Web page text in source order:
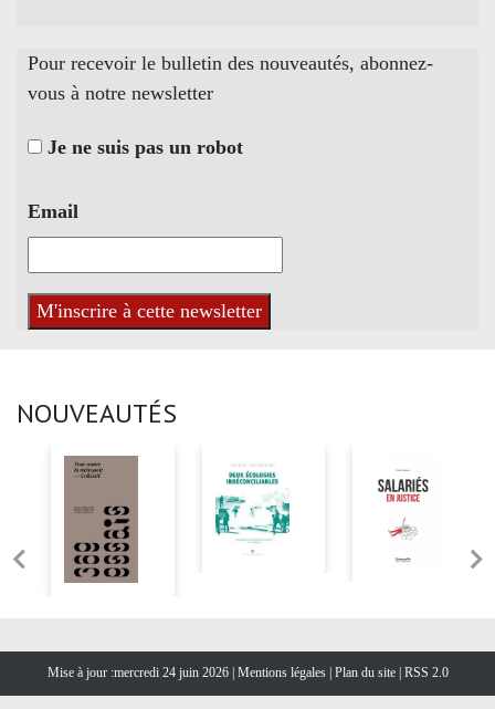
Pour recevoir le bulletin des nouveautés, abonnez-
vous à notre newsletter
Je ne suis pas un robot
Email
NOUVEAUTÉS
Mise à jour :mercredi 24 juin 2026 | Mentions légales Plan du site RSS 2.0